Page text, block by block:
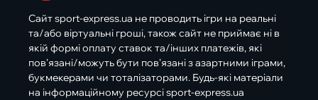
Сайт sport-express.ua не проводить ігри на реальні
та/або віртуальні гроші, також сайт не приймає ні в
якій формі оплату ставок та/інших платежів, які
пов’язані/можуть бути пов’язані з азартними іграми,
букмекерами чи тоталізаторами. Будь-які матеріали
на інформаційному ресурсі sport-express.ua